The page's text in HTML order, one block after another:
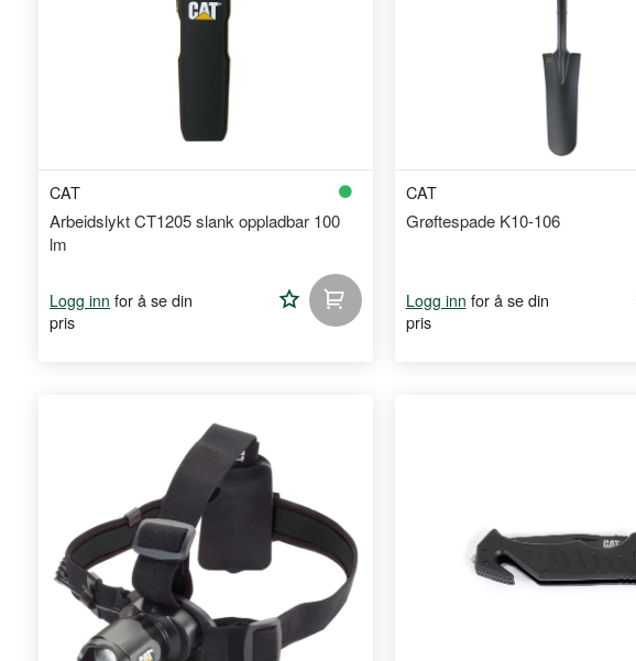
CAT
Arbeidslykt CT1205 slank oppladbar 100
lm
Logg inn for å se din
pris
Legg
CAT
Grøftespade K10-106
Logg inn for å se din
pris